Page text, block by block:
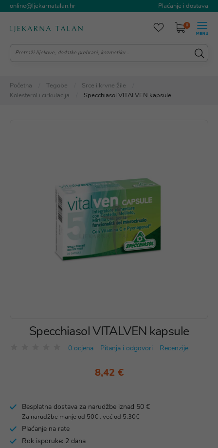
online@ljekarnatalan.hr Plaćanje i dostava
0
Početna Tegobe
Srce i krvne žile
Kolesterol i cirkulacija
Specchiasol VITALVEN kapsule
Specchiasol VITALVEN kapsule
0 ocjena Pitanja i odgovori Recenzije
8,42 €
Besplatna dostava za narudžbe iznad 50 €
Za narudžbe manje od 50€ : već od 5,30€
Plaćanje na rate
Rok isporuke: 2 dana